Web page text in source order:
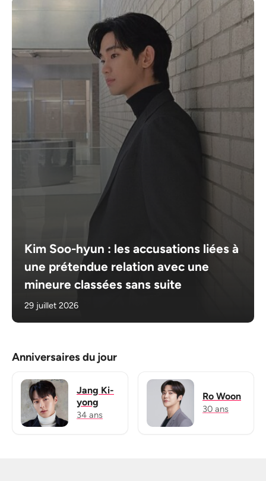
Kim Soo-hyun : les accusations liées à
une prétendue relation avec une
mineure classées sans suite
29 juillet 2026
Anniversaires du jour
Jang Ki-
yong
34 ans
Ro Woon
30 ans